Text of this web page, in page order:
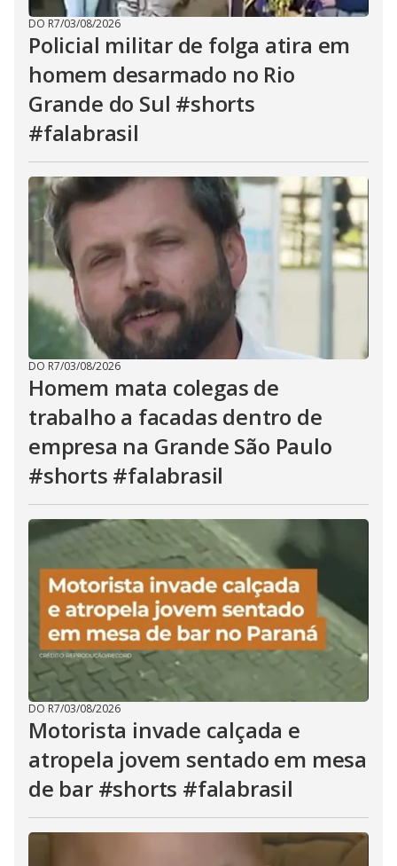
DO R7/03/08/2026
Policial militar de folga atira em
homem desarmado no Rio
Grande do Sul #shorts
#falabrasil
DO R7/03/08/2026
Homem mata colegas de
trabalho a facadas dentro de
empresa na Grande São Paulo
#shorts #falabrasil
DO R7/03/08/2026
Motorista invade calçada e
atropela jovem sentado em mesa
de bar #shorts #falabrasil